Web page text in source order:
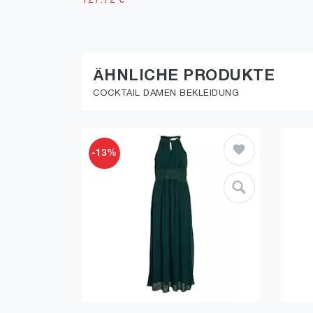
ÄHNLICHE PRODUKTE
COCKTAIL DAMEN BEKLEIDUNG
-13%